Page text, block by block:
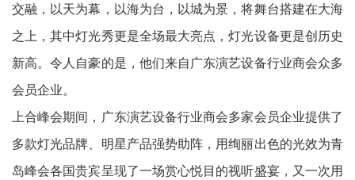
交融，以天为幕，以海为台，以城为景，将舞台搭建在大海
之上，其中灯光秀更是全场最大亮点，灯光设备更是创历史
新高。令人自豪的是，他们来自广东演艺设备行业商会众多
会员企业。
上合峰会期间，广东演艺设备行业商会多家会员企业提供了
多款灯光品牌、明星产品强势助阵，用绚丽出色的光效为青
岛峰会各国贵宾呈现了一场赏心悦目的视听盛宴，又一次用